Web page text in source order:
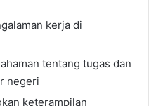
kerja di
tentang tugas dan
negeri
keterampilan